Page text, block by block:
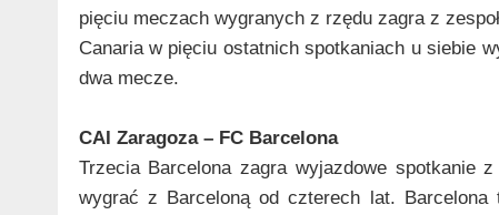
pięciu meczach wygranych z rzędu zagra z
Canaria w pięciu ostatnich spotkaniach u siebie
dwa mecze.
CAI Zaragoza – FC Barcelona
Trzecia Barcelona zagra wyjazdowe spotkanie
wygrać z Barceloną od czterech lat.